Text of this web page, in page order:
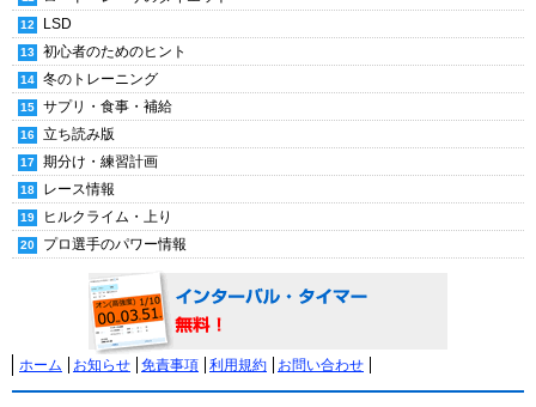
LSD
初心者のためのヒント
冬のトレーニング
サプリ・食事・補給
立ち読み版
期分け・練習計画
レース情報
ヒルクライム・上り
プロ選手のパワー情報
ホーム お知らせ 免責事項 利用規約 お問い合わせ